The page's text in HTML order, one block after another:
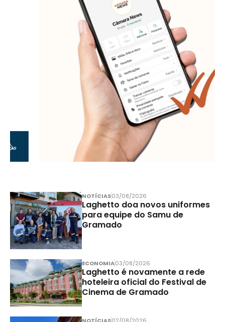
NOTÍCIAS03/08/2026
Laghetto doa novos uniformes
para equipe do Samu de
Gramado
ECONOMIA03/08/2026
Laghetto é novamente a rede
hoteleira oficial do Festival de
Cinema de Gramado